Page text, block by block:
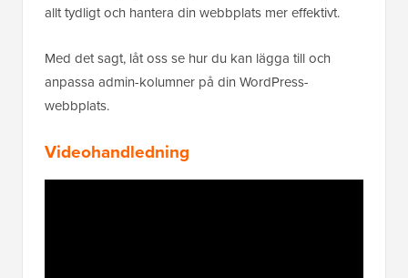
allt tydligt och hantera din webbplats mer effektivt.
Med det sagt, låt oss se hur du kan lägga till och
anpassa admin-kolumner på din WordPress-
webbplats.
Videohandledning